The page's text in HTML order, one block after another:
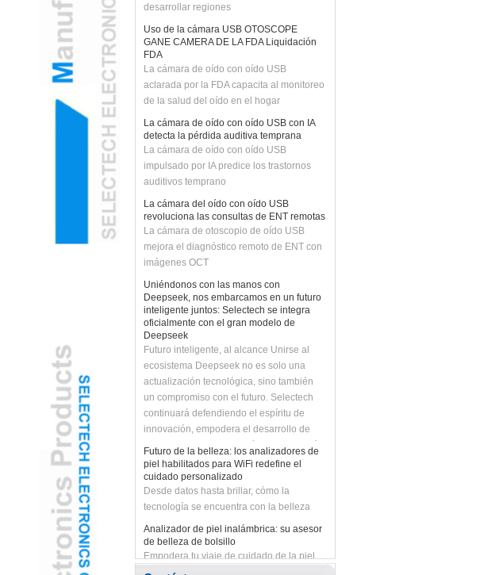
GANE CAMERA DE LA FDA Liquidación
FDA
La cámara de oído con oído USB
aclarada por la FDA capacita al monitoreo
de la salud del oído en el hogar
detecta la pérdida auditiva temprana
La cámara de oído con oído USB
impulsado por IA predice los trastornos
auditivos temprano
revoluciona las consultas de ENT remotas
La cámara de otoscopio de oído USB
mejora el diagnóstico remoto de ENT con
imágenes OCT
Deepseek, nos embarcamos en un futuro
inteligente juntos: Selectech se integra
oficialmente con el gran modelo de
Deepseek
Futuro inteligente, al alcance Unirse al
ecosistema Deepseek no es solo una
actualización tecnológica, sino también
un compromiso con el futuro. Selectech
continuará defendiendo el espíritu de
innovación, empodera el desarrollo de
negocios con la tecnología de IA y traerá a
los clientes soluciones más inteligentes y
eficientes. ¡Unirnos con Deepseek para
desatar el futuro inteligente y crear
infinitas posibilidades juntas!
Futuro de la belleza: los analizadores de
piel habilitados para WiFi redefine el
cuidado personalizado
Desde datos hasta brillar, cómo la
tecnología se encuentra con la belleza
de belleza de bolsillo
Empodera tu viaje de cuidado de la piel
con diagnósticos en tiempo real